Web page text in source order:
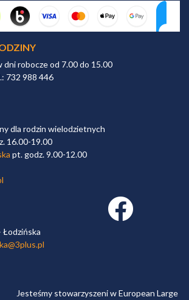
dni robocze od 7.00 do 15.00
732 988 446
dla rodzin wielodzietnych
16.00-19.00
pt. godz. 9.00-12.00
Łodzińska
Facebook link
Jesteśmy stowarzyszeni w European Large